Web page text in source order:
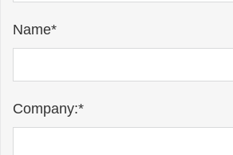
Name*
Company:*